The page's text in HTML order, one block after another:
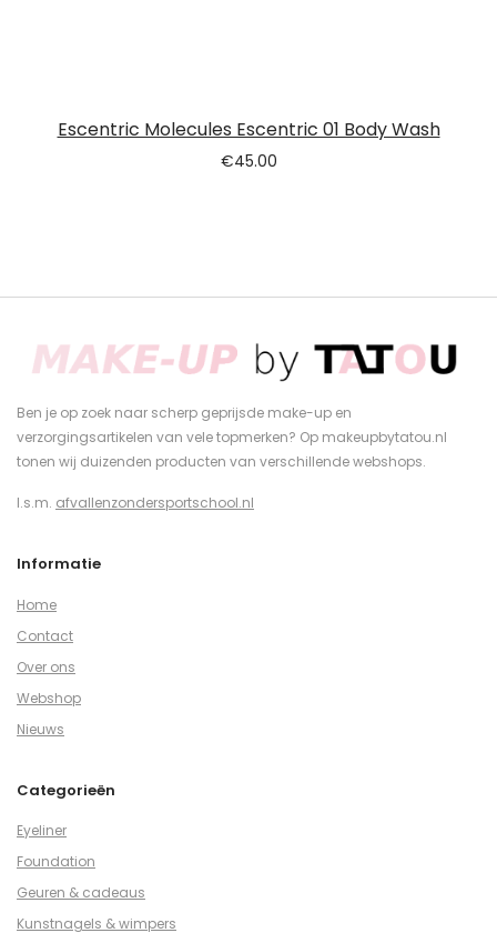
Escentric Molecules Escentric 01 Body Wash
€45.00
Ben je op zoek naar scherp geprijsde make-up en
verzorgingsartikelen van vele topmerken? Op makeupbytatou.nl
tonen wij duizenden producten van verschillende webshops.
I.s.m. afvallenzondersportschool.nl
Informatie
Home
Contact
Over ons
Webshop
Nieuws
Categorieën
Eyeliner
Foundation
Geuren & cadeaus
Kunstnagels & wimpers